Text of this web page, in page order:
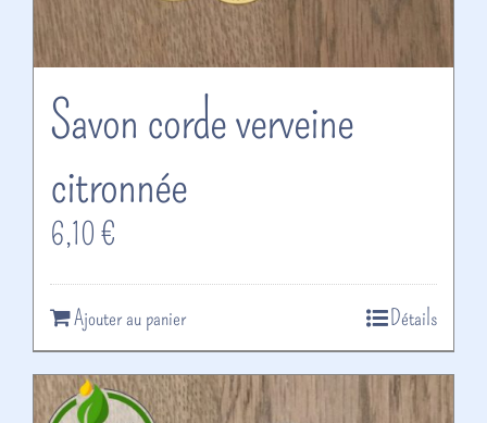
Savon corde verveine
citronnée
6,10 €
Ajouter au panier Détails